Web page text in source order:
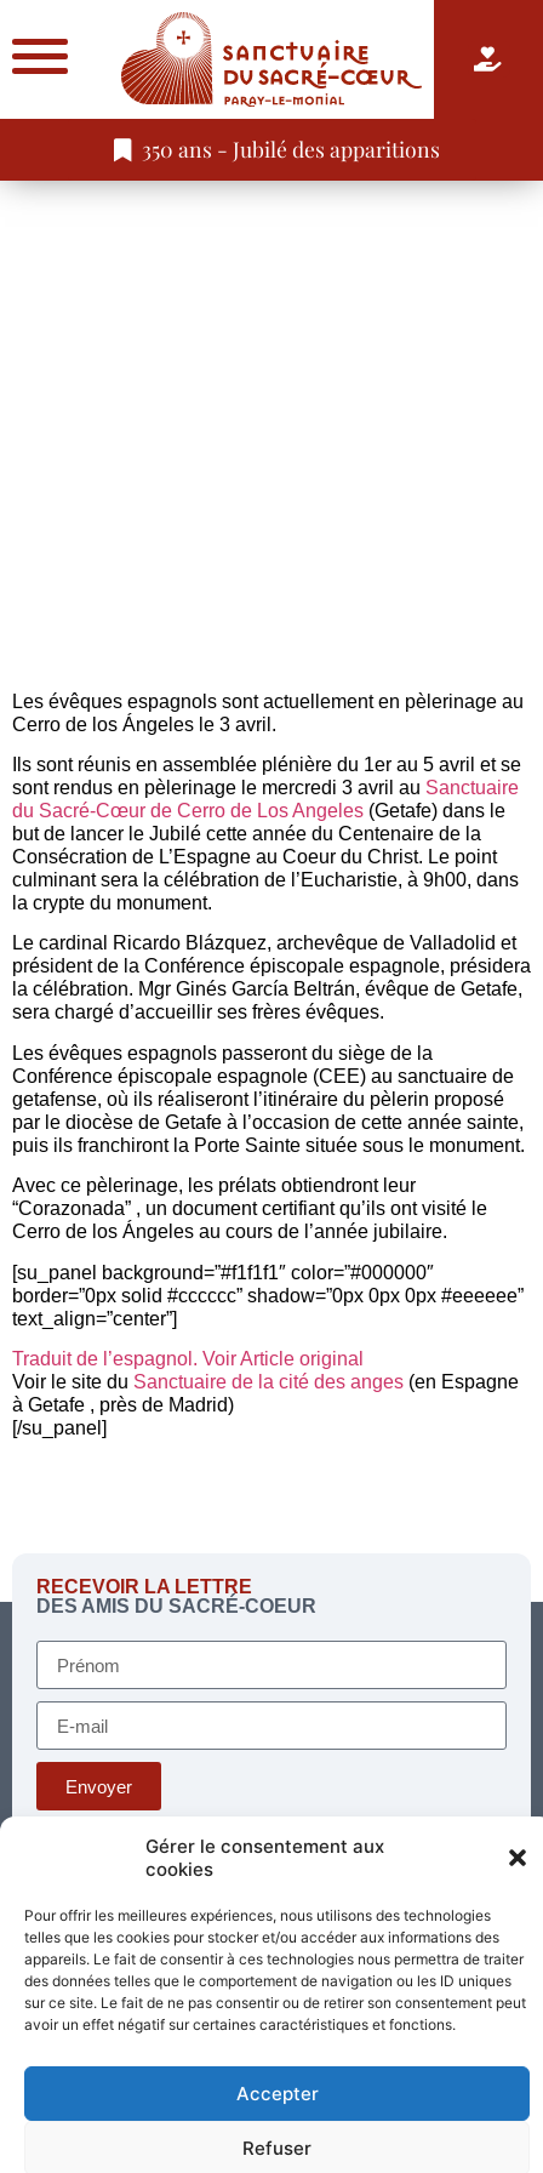
Gérer le consentement aux
cookies
Pour offrir les meilleures expériences, nous utilisons des technologies
telles que les cookies pour stocker et/ou accéder aux informations des
appareils. Le fait de consentir à ces technologies nous permettra de traiter
des données telles que le comportement de navigation ou les ID uniques
sur ce site. Le fait de ne pas consentir ou de retirer son consentement peut
avoir un effet négatif sur certaines caractéristiques et fonctions.
Accepter
Refuser
350 ans - Jubilé des apparitions
Les évêques espagnols sont actuellement en pèlerinage au
Cerro de los Ángeles le 3 avril.
Ils sont réunis en assemblée plénière du 1er au 5 avril et se
sont rendus en pèlerinage le mercredi 3 avril au Sanctuaire
du Sacré-Cœur de Cerro de Los Angeles (Getafe) dans le
but de lancer le Jubilé cette année du Centenaire de la
Consécration de L’Espagne au Coeur du Christ. Le point
culminant sera la célébration de l’Eucharistie, à 9h00, dans
la crypte du monument.
Le cardinal Ricardo Blázquez, archevêque de Valladolid et
président de la Conférence épiscopale espagnole, présidera
la célébration. Mgr Ginés García Beltrán, évêque de Getafe,
sera chargé d’accueillir ses frères évêques.
Les évêques espagnols passeront du siège de la
Conférence épiscopale espagnole (CEE) au sanctuaire de
getafense, où ils réaliseront l’itinéraire du pèlerin proposé
par le diocèse de Getafe à l’occasion de cette année sainte,
puis ils franchiront la Porte Sainte située sous le monument.
Avec ce pèlerinage, les prélats obtiendront leur
“Corazonada” , un document certifiant qu’ils ont visité le
Cerro de los Ángeles au cours de l’année jubilaire.
[su_panel background=”#f1f1f1″ color=”#000000″
border=”0px solid #cccccc” shadow=”0px 0px 0px #eeeeee”
text_align=”center”]
Traduit de l’espagnol. Voir Article original
Voir le site du Sanctuaire de la cité des anges (en Espagne
à Getafe , près de Madrid)
[/su_panel]
RECEVOIR LA LETTRE
DES AMIS DU SACRÉ-COEUR
Envoyer
Téléphone : 03 85 81 56 00
standard@sacrecoeur-paray.org
Paray TV
Agenda Nous contacter
Nos
partenaires
Mentions
légales
Partagez cette page